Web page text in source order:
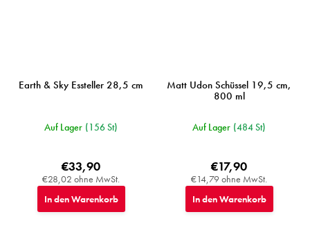
Earth & Sky Essteller 28,5 cm
Auf Lager (156 St)
€28,02 ohne MwSt.
€33,90
In den Warenkorb
Matt Udon Schüssel 19,5 cm,
800 ml
Auf Lager (484 St)
€14,79 ohne MwSt.
€17,90
In den Warenkorb